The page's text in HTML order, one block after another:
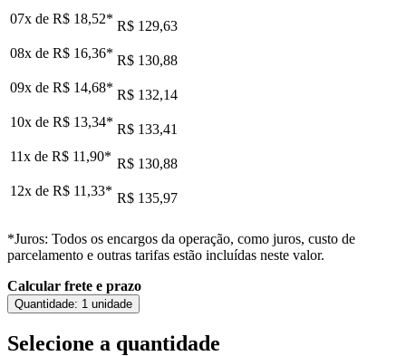
07x de R$ 18,52* R$ 129,63
08x de R$ 16,36* R$ 130,88
09x de R$ 14,68* R$ 132,14
10x de R$ 13,34* R$ 133,41
11x de R$ 11,90* R$ 130,88
12x de R$ 11,33* R$ 135,97
*Juros: Todos os encargos da operação, como juros, custo de
parcelamento e outras tarifas estão incluídas neste valor.
Calcular frete e prazo
Quantidade: 1 unidade
Selecione a quantidade